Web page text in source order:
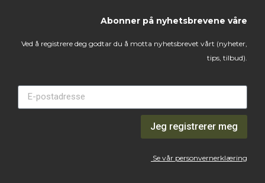
Abonner på nyhetsbrevene våre
Ved å registrere deg godtar du å motta nyhetsbrevet vårt (nyheter,
tips, tilbud).
Jeg registrerer meg
Se vår personvernerklæring